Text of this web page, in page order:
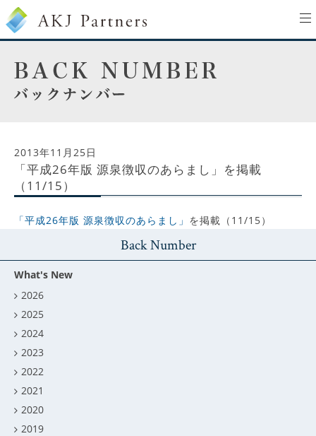
2013年11月25日
「平成26年版 源泉徴収のあらまし」を掲載
（11/15）
「平成26年版 源泉徴収のあらまし」 を掲載（11/15）
Back Number
What's New
2026
2025
2024
2023
2022
2021
2020
2019